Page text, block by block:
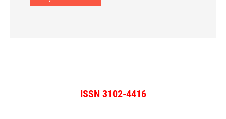
ISSN 3102-4416